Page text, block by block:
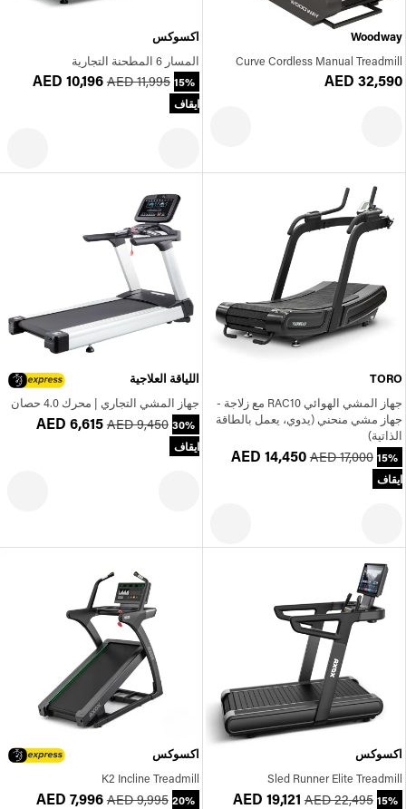
Woodway
Curve Cordless Manual Treadmill
AED 32,590
اكسوكس
المسار 6 المطحنة التجارية
AED 10,196 AED 11,995 15%
ايقاف
TORO
جهاز المشي الهوائي RAC10 مع زلاجة -
جهاز مشي منحني (يدوي، يعمل بالطاقة
الذاتية)
AED 14,450 AED 17,000 15%
ايقاف
اللياقة العلاجية
جهاز المشي التجاري | محرك 4.0 حصان
AED 6,615 AED 9,450 30%
ايقاف
اكسوكس
Sled Runner Elite Treadmill
AED 19,121 AED 22,495 15%
اكسوكس
K2 Incline Treadmill
AED 7,996 AED 9,995 20%